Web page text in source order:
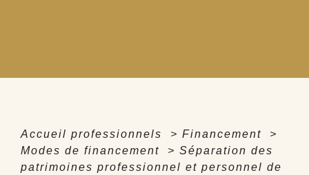
Accueil professionnels > Financement
>
Modes de financement
> Séparation des
patrimoines professionnel et personnel de